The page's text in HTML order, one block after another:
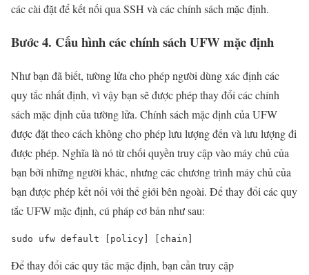
các cài đặt để kết nối qua SSH và các chính sách mặc định.
Bước 4. Cấu hình các chính sách UFW mặc định
Như bạn đã biết, tường lửa cho phép người dùng xác định các
quy tắc nhất định, vì vậy bạn sẽ được phép thay đổi các chính
sách mặc định của tường lửa. Chính sách mặc định của UFW
được đặt theo cách không cho phép lưu lượng đến và lưu lượng đi
được phép. Nghĩa là nó từ chối quyền truy cập vào máy chủ của
bạn bởi những người khác, nhưng các chương trình máy chủ của
bạn được phép kết nối với thế giới bên ngoài. Để thay đổi các quy
tắc UFW mặc định, cú pháp cơ bản như sau:
sudo ufw default [policy] [chain]
Để thay đổi các quy tắc mặc định, bạn cần truy cập